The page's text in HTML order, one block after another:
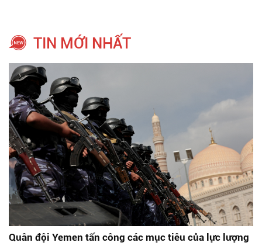
TIN MỚI NHẤT
Quân đội Yemen tấn công các mục tiêu của lực lượng